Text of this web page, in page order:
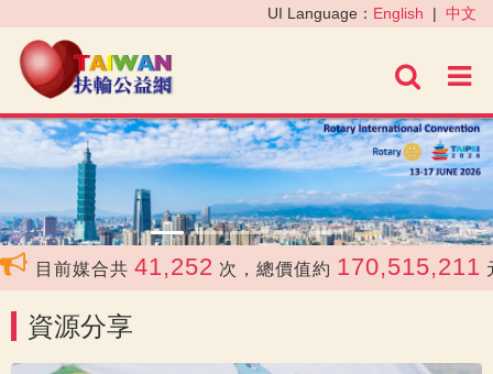
進階
UI Language： English | 中文
‹ ›
目前媒合共 41,252 次，總價值約 170,515,211 元
資源分享